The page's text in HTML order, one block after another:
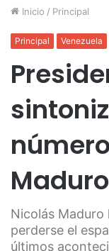
Inicio / Principal
Principal Venezuela
Nicolás Maduro
perderse el
últimos